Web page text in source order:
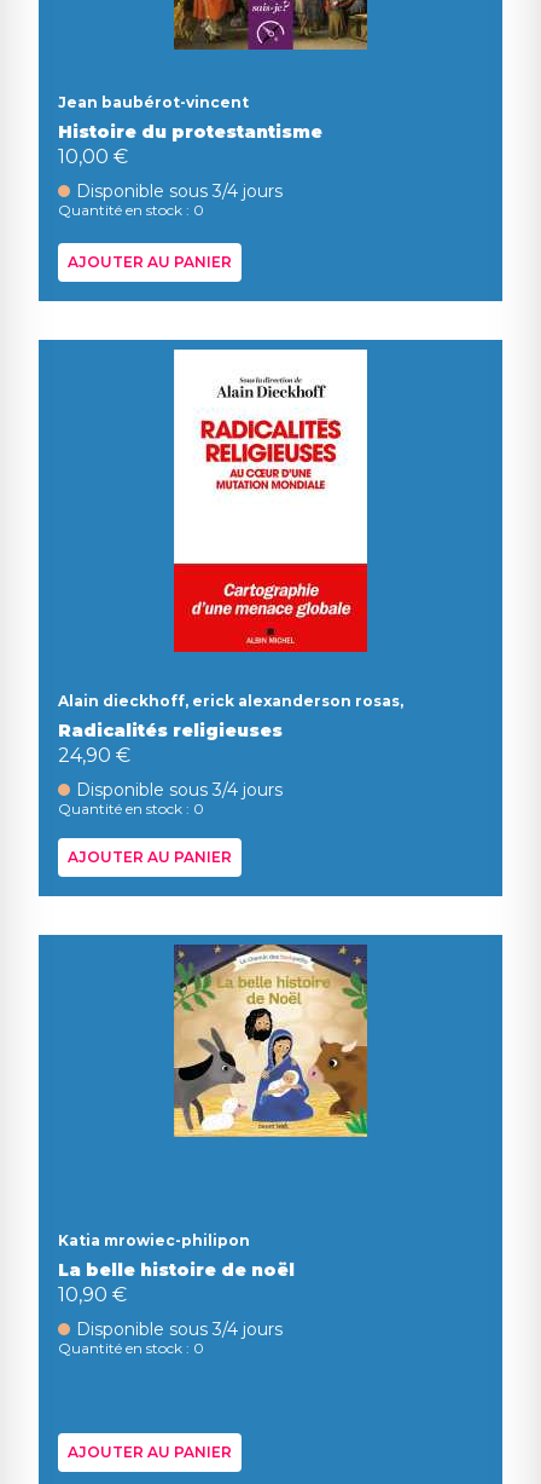
Jean baubérot-vincent
Histoire du protestantisme
10,00 €
Disponible sous 3/4 jours
Quantité en stock : 0
AJOUTER AU PANIER
Alain dieckhoff, erick alexanderson rosas,
Radicalités religieuses
24,90 €
Disponible sous 3/4 jours
Quantité en stock : 0
AJOUTER AU PANIER
Katia mrowiec-philipon
La belle histoire de noël
10,90 €
Disponible sous 3/4 jours
Quantité en stock : 0
AJOUTER AU PANIER